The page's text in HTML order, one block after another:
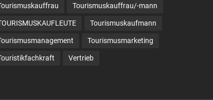
Tourismuskauffrau/-mann
Tourismuskaufmann
Tourismusmarketing
Vertrieb